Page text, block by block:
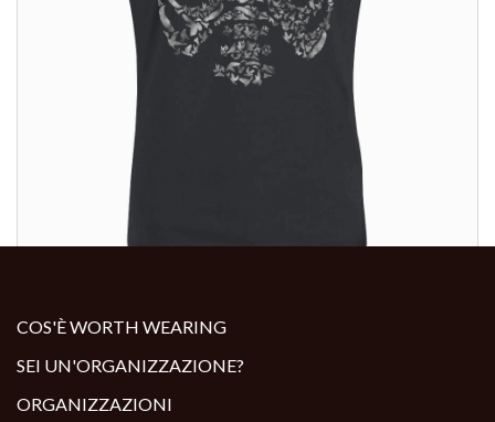
COS'È WORTH WEARING
SEI UN'ORGANIZZAZIONE?
ORGANIZZAZIONI